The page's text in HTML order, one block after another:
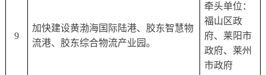
9
加快建设黄渤海国际陆港、胶东智慧物
流港、胶东综合物流产业园。
牵头单位：
福山区政
府、莱阳市
政府、莱州
市政府